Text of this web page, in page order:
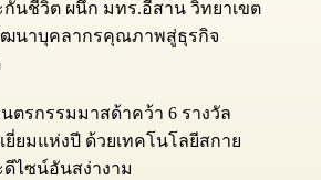
กันชีวิต ผนึก มทร.อีสาน วิทยาเขต
นาบุคลากรคุณภาพสู่ธุรกิจ
ตรกรรมมาสด้าคว้า 6 รางวัล
ยี่ยมแห่งปี ด้วยเทคโนโลยีสกาย
ไซน์อันสง่างาม